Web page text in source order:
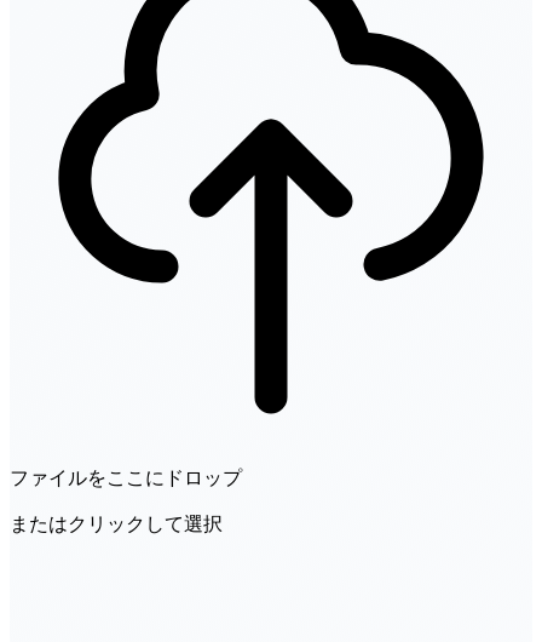
ファイルをここにドロップ
またはクリックして選択